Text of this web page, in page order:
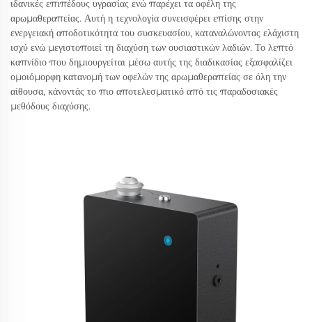
ιδανικές επιπέδους υγρασίας ενώ παρέχει τα οφέλη της
αρωμαθεραπείας. Αυτή η τεχνολογία συνεισφέρει επίσης στην
ενεργειακή αποδοτικότητα του συσκευασίου, καταναλώνοντας ελάχιστη
ισχύ ενώ μεγιστοποιεί τη διαχύση των ουσιαστικών λαδιών. Το λεπτό
καπνίδιο που δημιουργείται μέσω αυτής της διαδικασίας εξασφαλίζει
ομοιόμορφη κατανομή των οφελών της αρωμαθεραπείας σε όλη την
αίθουσα, κάνοντάς το πιο αποτελεσματικό από τις παραδοσιακές
μεθόδους διαχύσης.